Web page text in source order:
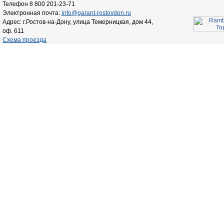
Телефон 8 800 201-23-71
Электронная почта: info@garant-rostovdon.ru
Адрес: г.Ростов-на-Дону, улица Темерницкая, дом 44,
оф. 611
Схема проезда